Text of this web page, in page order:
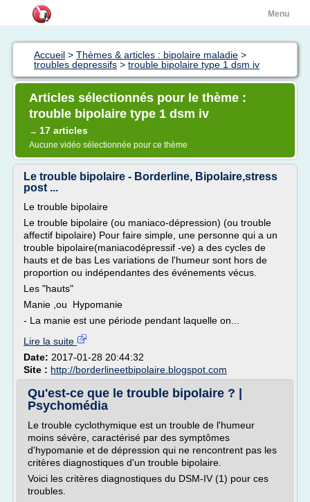
Menu
Accueil > Thèmes & articles : bipolaire maladie >
troubles depressifs > trouble bipolaire type 1 dsm iv
Articles sélectionnés pour le thème :
trouble bipolaire type 1 dsm iv
→ 17 articles
Aucune vidéo sélectionnée pour ce thème
Le trouble bipolaire - Borderline, Bipolaire,stress
post ...
Le trouble bipolaire
Le trouble bipolaire (ou maniaco-dépression) (ou trouble
affectif bipolaire) Pour faire simple, une personne qui a un
trouble bipolaire(maniacodépressif -ve) a des cycles de
hauts et de bas Les variations de l'humeur sont hors de
proportion ou indépendantes des événements vécus.
Les "hauts"
Manie ,ou Hypomanie
- La manie est une période pendant laquelle on...
Lire la suite
Date: 2017-01-28 20:44:32
Site : http://borderlineetbipolaire.blogspot.com
Qu'est-ce que le trouble bipolaire ? |
Psychomédia
Le trouble cyclothymique est un trouble de l'humeur
moins sévère, caractérisé par des symptômes
d'hypomanie et de dépression qui ne rencontrent pas les
critères diagnostiques d'un trouble bipolaire.
Voici les critères diagnostiques du DSM-IV (1) pour ces
troubles.